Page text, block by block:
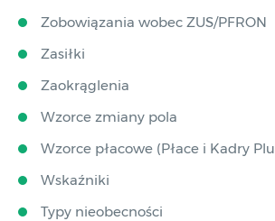
Zobowiązania wobec ZUS/PFRON
Zasiłki
Zaokrąglenia
Wzorce zmiany pola
Wzorce płacowe (Płace i Kadry
Wskaźniki
Typy nieobecności